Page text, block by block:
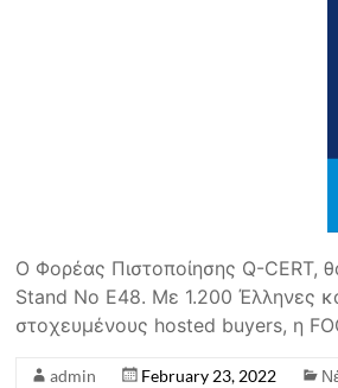
Ο Φορέας Πιστοποίησης Q-CERT,
Stand No E48. Με 1.200 Έλληνες
στοχευμένους hosted buyers, η
admin February 23, 2022